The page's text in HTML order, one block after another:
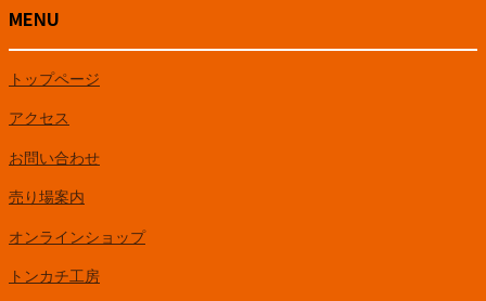
MENU
トップページ
アクセス
お問い合わせ
売り場案内
オンラインショップ
トンカチ工房